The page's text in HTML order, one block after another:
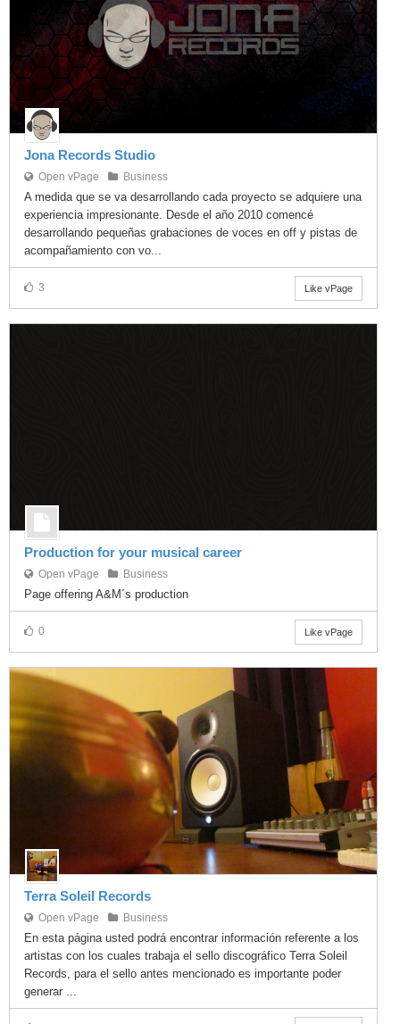
Jona Records Studio
Open vPage Business
A medida que se va desarrollando cada proyecto se adquiere una
experiencia impresionante. Desde el año 2010 comencé
desarrollando pequeñas grabaciones de voces en off y pistas de
acompañamiento con vo...
3 Like vPage
Production for your musical career
Open vPage Business
Page offering A&M´s production
0 Like vPage
Terra Soleil Records
Open vPage Business
En esta página usted podrá encontrar información referente a los
artistas con los cuales trabaja el sello discográfico Terra Soleil
Records, para el sello antes mencionado es importante poder
generar ...